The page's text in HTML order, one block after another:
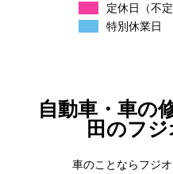
定休日（不定
特別休業日
自動車・車の
田のフジ
車のことならフジ